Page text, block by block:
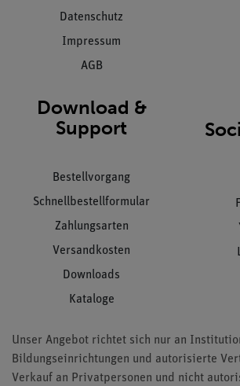
Datenschutz
Impressum
AGB
Download &
Support
Bestellvorgang
Schnellbestellformular
Zahlungsarten
Versandkosten
Downloads
Kataloge
Unser Angebot richtet sich nur an
Bildungseinrichtungen und autorisierte
Verkauf an Privatpersonen und nicht